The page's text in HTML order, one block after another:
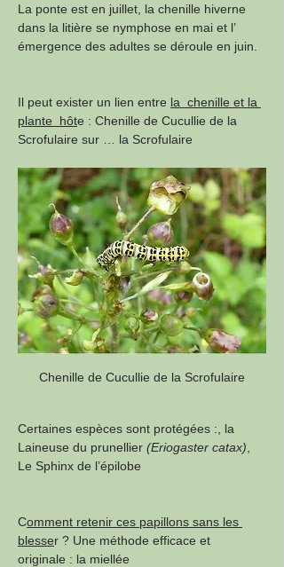
La ponte est en juillet, la chenille hiverne
dans la litière se nymphose en mai et l’
émergence des adultes se déroule en juin.
Il peut exister un lien entre la  chenille et la
plante  hôte : Chenille de Cucullie de la
Scrofulaire sur … la Scrofulaire
Chenille de Cucullie de la Scrofulaire
Certaines espèces sont protégées :, la
Laineuse du prunellier (Eriogaster catax)
Le Sphinx de l’épilobe
Comment retenir ces papillons sans les
blesser ? Une méthode efficace et
originale : la miellée